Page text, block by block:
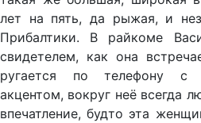
лет на пять, да рыжая, и
Прибалтики. В райкоме
свидетелем, как она
ругается по телефону с
акцентом, вокруг неё всегда
впечатление, будто эта